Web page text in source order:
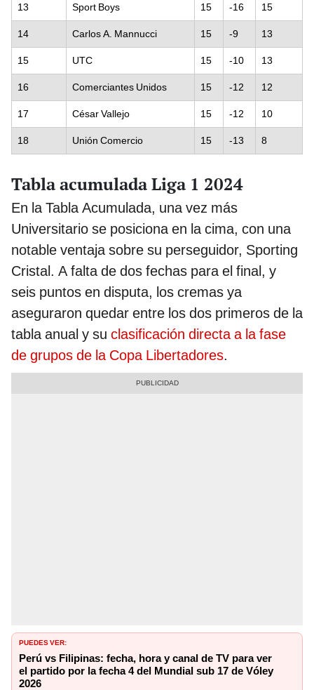
13 Sport Boys 15 -16 15
14 Carlos A. Mannucci 15 -9 13
15 UTC 15 -10 13
16 Comerciantes Unidos 15 -12 12
17 César Vallejo 15 -12 10
18 Unión Comercio 15 -13 8
Tabla acumulada Liga 1 2024
En la Tabla Acumulada, una vez más
Universitario se posiciona en la cima, con una
notable ventaja sobre su perseguidor, Sporting
Cristal. A falta de dos fechas para el final, y
seis puntos en disputa, los cremas ya
aseguraron quedar entre los dos primeros de la
tabla anual y su clasificación directa a la fase
de grupos de la Copa Libertadores.
PUEDES VER:
Perú vs Filipinas: fecha, hora y canal de TV para ver
el partido por la fecha 4 del Mundial sub 17 de Vóley
2026